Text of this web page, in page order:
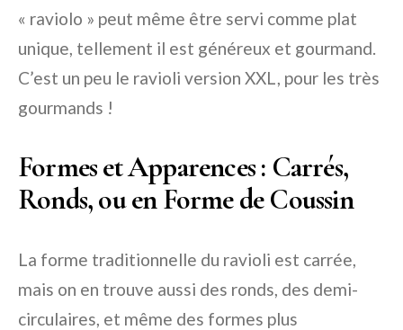
« raviolo » peut même être servi comme plat
unique, tellement il est généreux et gourmand.
C’est un peu le ravioli version XXL, pour les très
gourmands !
Formes et Apparences : Carrés,
Ronds, ou en Forme de Coussin
La forme traditionnelle du ravioli est carrée,
mais on en trouve aussi des ronds, des demi-
circulaires, et même des formes plus